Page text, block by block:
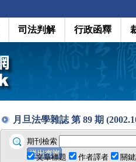
司法判解 行政函釋
月旦法學雜誌 第 89 期
期刊檢索
文章標題
作者譯者 關